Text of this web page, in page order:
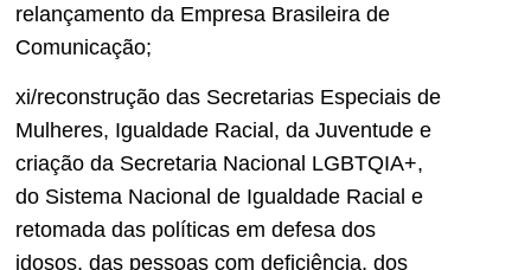
relançamento da Empresa Brasileira de
Comunicação;
xi/reconstrução das Secretarias Especiais de
Mulheres, Igualdade Racial, da Juventude e
criação da Secretaria Nacional LGBTQIA+,
do Sistema Nacional de Igualdade Racial e
retomada das políticas em defesa dos
idosos, das pessoas com deficiência, dos